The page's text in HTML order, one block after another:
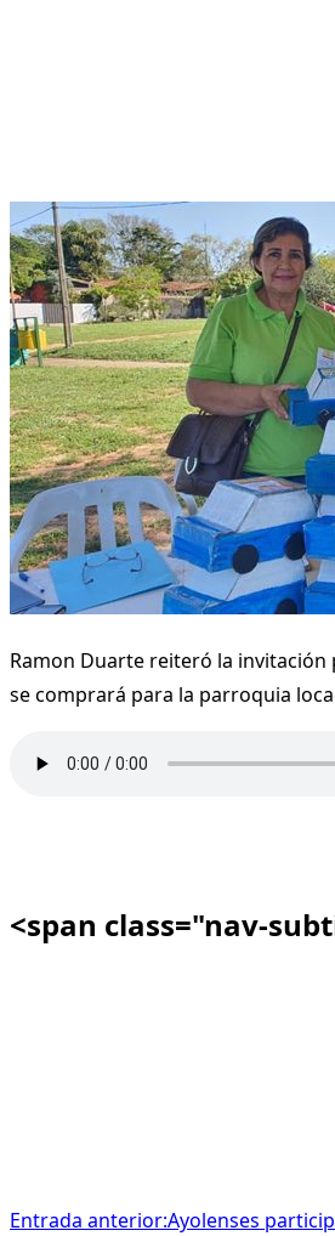
Ramon Duarte reiteró la invitación
se comprará para la parroquia
<span class="nav-
Entrada anterior:Ayolenses